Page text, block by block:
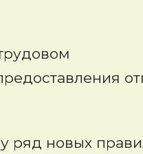
ряд новых